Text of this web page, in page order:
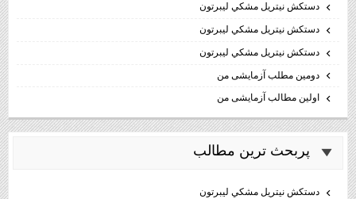
دستكش نيتريل مشكي ليبرتون
دستكش نيتريل مشكي ليبرتون
دستكش نيتريل مشكي ليبرتون
دومین مطلب آزمایشی من
اولین مطالب آزمایشی من
پربحث ترين مطالب
دستكش نيتريل مشكي ليبرتون